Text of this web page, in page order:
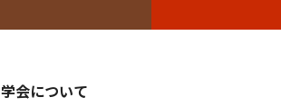
学会について